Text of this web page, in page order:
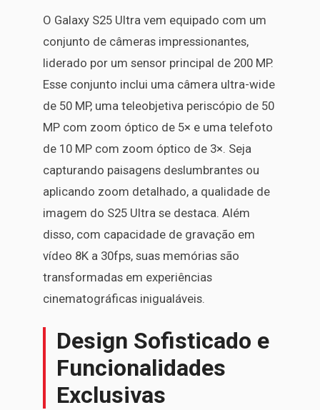
O Galaxy S25 Ultra vem equipado com um
conjunto de câmeras impressionantes,
liderado por um sensor principal de 200 MP.
Esse conjunto inclui uma câmera ultra-wide
de 50 MP, uma teleobjetiva periscópio de 50
MP com zoom óptico de 5× e uma telefoto
de 10 MP com zoom óptico de 3×. Seja
capturando paisagens deslumbrantes ou
aplicando zoom detalhado, a qualidade de
imagem do S25 Ultra se destaca. Além
disso, com capacidade de gravação em
vídeo 8K a 30fps, suas memórias são
transformadas em experiências
cinematográficas inigualáveis.
Design Sofisticado e
Funcionalidades
Exclusivas